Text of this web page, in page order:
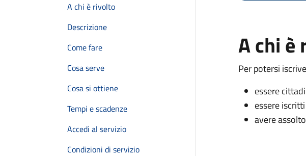
A chi è rivolto
Descrizione
Come fare
Cosa serve
Cosa si ottiene
Tempi e scadenze
Accedi al servizio
Condizioni di servizio
A chi è
Per potersi
essere
essere
avere